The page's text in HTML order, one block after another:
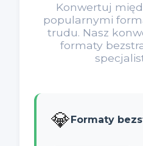
Konwertuj
popularnymi
trudu. Nasz
formaty
💎 Formaty